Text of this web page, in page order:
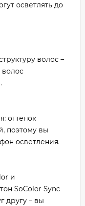
осветлять до
волос –
волос
оттенок
поэтому вы
осветления.
и
SoColor Sync
другу – вы